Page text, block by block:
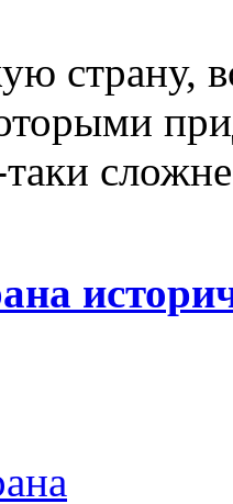
страну,